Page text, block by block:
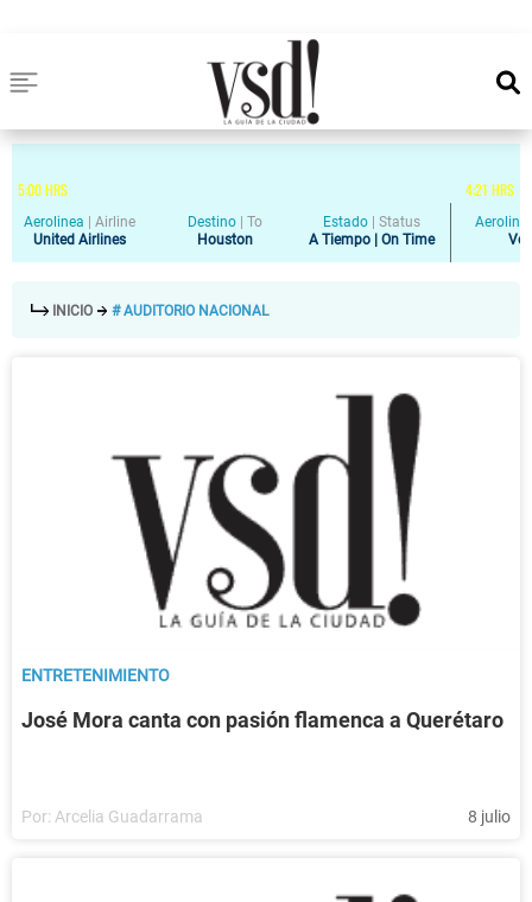
5:00HRS 4:21 HRS
Aerolinea
Airline
United Airlines
Destino
To
Houston
Estado
Status
A Tiempo | On Time
INICIO # AUDITORIO NACIONAL
ENTRETENIMIENTO
José Mora canta con pasión flamenca a Querétaro
Por: Arcelia Guadarrama 8 julio